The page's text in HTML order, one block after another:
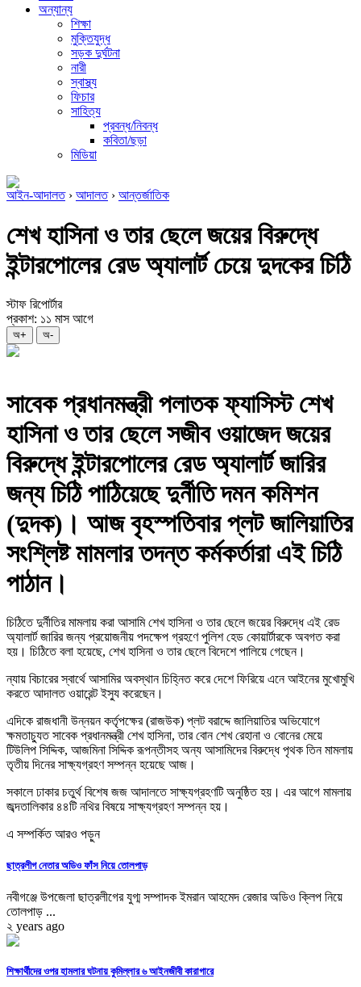
অন্যান্য
শিক্ষা
মুক্তিযুদ্ধ
সড়ক দুর্ঘটনা
নারী
স্বাস্থ্য
ফিচার
সাহিত্য
প্রবন্ধ/নিবন্ধ
কবিতা/ছড়া
মিডিয়া
আইন-আদালত› আদালত› আন্তর্জাতিক
শেখ হাসিনা ও তার ছেলে জয়ের বিরুদ্ধে
ইন্টারপোলের রেড অ্যালার্ট চেয়ে দুদকের চিঠি
স্টাফ রিপোর্টার
প্রকাশ: ১১ মাস আগে
অ+ অ-
সাবেক প্রধানমন্ত্রী পলাতক ফ্যাসিস্ট শেখ
হাসিনা ও তার ছেলে সজীব ওয়াজেদ জয়ের
বিরুদ্ধে ইন্টারপোলের রেড অ্যালার্ট জারির
জন্য চিঠি পাঠিয়েছে দুর্নীতি দমন কমিশন
(দুদক)। আজ বৃহস্পতিবার প্লট জালিয়াতির
সংশ্লিষ্ট মামলার তদন্ত কর্মকর্তারা এই চিঠি
পাঠান।
চিঠিতে দুর্নীতির মামলায় করা আসামি শেখ হাসিনা ও তার ছেলে জয়ের বিরুদ্ধে এই রেড
অ্যালার্ট জারির জন্য প্রয়োজনীয় পদক্ষেপ গ্রহণে পুলিশ হেড কোয়ার্টারকে অবগত করা
হয়। চিঠিতে বলা হয়েছে, শেখ হাসিনা ও তার ছেলে বিদেশে পালিয়ে গেছেন।
ন্যায় বিচারের স্বার্থে আসামির অবস্থান চিহ্নিত করে দেশে ফিরিয়ে এনে আইনের মুখোমুখি
করতে আদালত ওয়ারেন্ট ইস্যু করেছেন।
এদিকে রাজধানী উন্নয়ন কর্তৃপক্ষের (রাজউক) প্লট বরাদ্দে জালিয়াতির অভিযোগে
ক্ষমতাচ্যুত সাবেক প্রধানমন্ত্রী শেখ হাসিনা, তার বোন শেখ রেহানা ও বোনের মেয়ে
টিউলিপ সিদ্দিক, আজমিনা সিদ্দিক রূপন্তীসহ অন্য আসামিদের বিরুদ্ধে পৃথক তিন মামলায়
তৃতীয় দিনের সাক্ষ্যগ্রহণ সম্পন্ন হয়েছে আজ।
সকালে ঢাকার চতুর্থ বিশেষ জজ আদালতে সাক্ষ্যগ্রহণটি অনুষ্ঠিত হয়। এর আগে মামলায়
জব্দতালিকার ৪৪টি নথির বিষয়ে সাক্ষ্যগ্রহণ সম্পন্ন হয়।
এ সম্পর্কিত আরও পড়ুন
ছাত্রলীগ নেতার অডিও ফাঁস নিয়ে তোলপাড়
নবীগঞ্জে উপজেলা ছাত্রলীগের যুগ্ম সম্পাদক ইমরান আহমেদ রেজার অডিও ক্লিপ নিয়ে
তোলপাড় ...
২ years ago
শিক্ষার্থীদের ওপর হামলার ঘটনায় কুমিল্লার ৬ আইনজীবী কারাগারে